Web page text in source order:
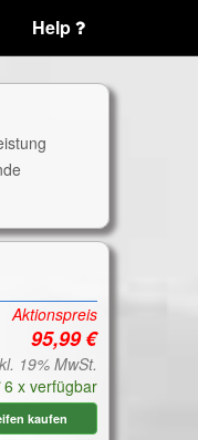
Help
Aktionspreis
19% MwSt.
6 x verfügbar
kaufen